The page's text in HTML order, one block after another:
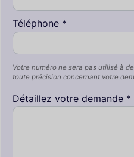
Téléphone *
Votre numéro ne sera pas utilisé à
toute précision concernant votre
Détaillez votre demande *